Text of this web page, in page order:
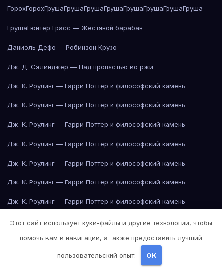
ГорохГорохГрушаГрушаГрушаГрушаГрушаГрушаГрушаГруша
ГрушаГюнтер Грасс — Жестяной барабан
Даниэль Дефо — Робинзон Крузо
Дж. Д. Сэлинджер — Над пропастью во ржи
Дж. К. Роулинг — Гарри Поттер и философский камень
Дж. К. Роулинг — Гарри Поттер и философский камень
Дж. К. Роулинг — Гарри Поттер и философский камень
Дж. К. Роулинг — Гарри Поттер и философский камень
Дж. К. Роулинг — Гарри Поттер и философский камень
Дж. К. Роулинг — Гарри Поттер и философский камень
Дж. К. Роулинг — Гарри Поттер и философский камень
Дж. К. Роулинг — Гарри Поттер и философский камень
Дж. К. Роулинг — Гарри Поттер и философский камень
Дж. К. Роулинг — Гарри Поттер и философский камень
Этот сайт использует куки-файлы и другие технологии, чтобы
помочь вам в навигации, а также предоставить лучший
пользовательский опыт. OK